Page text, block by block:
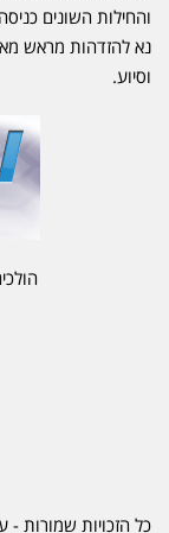
והחילות השונים
נא להזדהות מראש
וסיוע.
כל הזכויות שמורות -